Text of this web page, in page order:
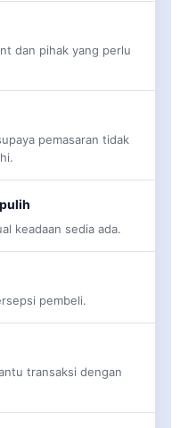
dan pihak yang perlu
pemasaran tidak
keadaan sedia ada.
pembeli.
transaksi dengan